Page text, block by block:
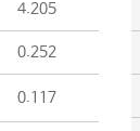
4.205
0.252
0.117